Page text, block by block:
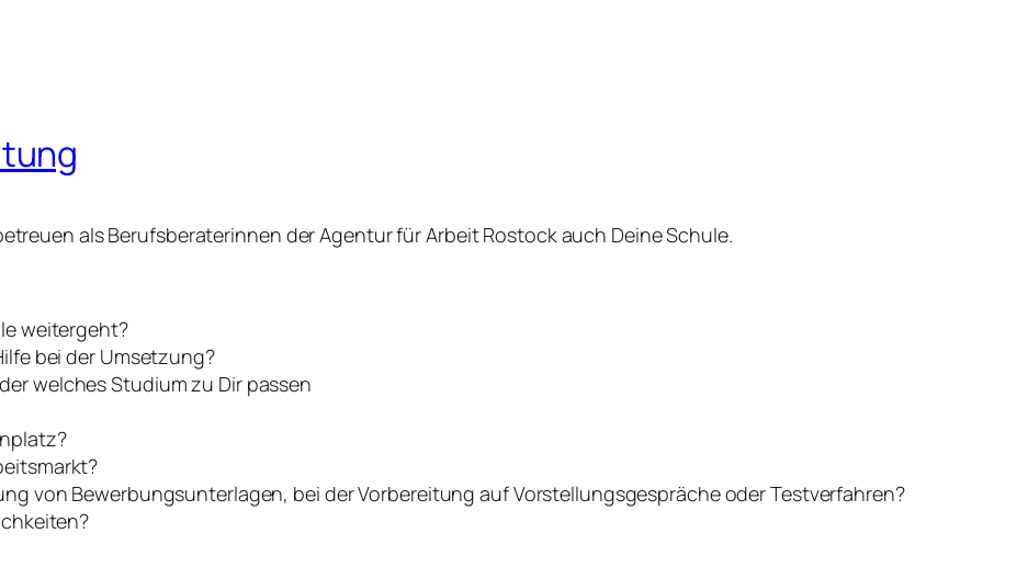
als Berufsberaterinnen der Agentur für Arbeit Rostock auch Deine Schule.
weitergeht?
bei der Umsetzung?
welches Studium zu Dir passen
von Bewerbungsunterlagen, bei der Vorbereitung auf Vorstellungsgespräche oder Testverfahren?